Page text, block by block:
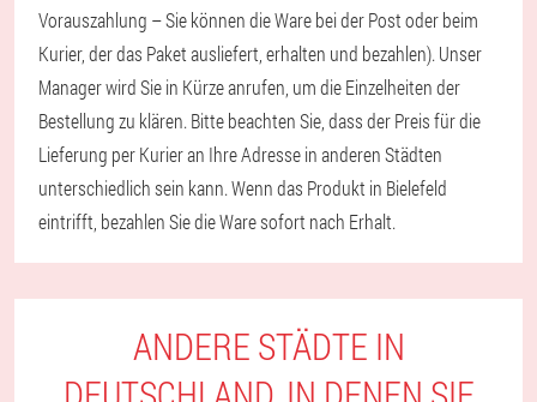
Vorauszahlung – Sie können die Ware bei der Post oder beim
Kurier, der das Paket ausliefert, erhalten und bezahlen). Unser
Manager wird Sie in Kürze anrufen, um die Einzelheiten der
Bestellung zu klären. Bitte beachten Sie, dass der Preis für die
Lieferung per Kurier an Ihre Adresse in anderen Städten
unterschiedlich sein kann. Wenn das Produkt in Bielefeld
eintrifft, bezahlen Sie die Ware sofort nach Erhalt.
ANDERE STÄDTE IN